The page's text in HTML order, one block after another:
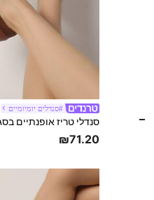
#סנדלים יומיומיים
₪71.20